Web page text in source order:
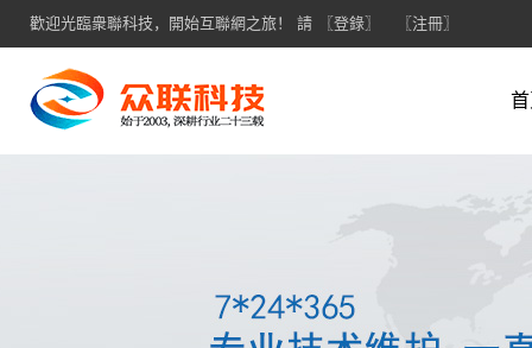
歡迎光臨衆聯科技，開始互聯網之旅！ 請 〖登錄〗 〖注冊〗